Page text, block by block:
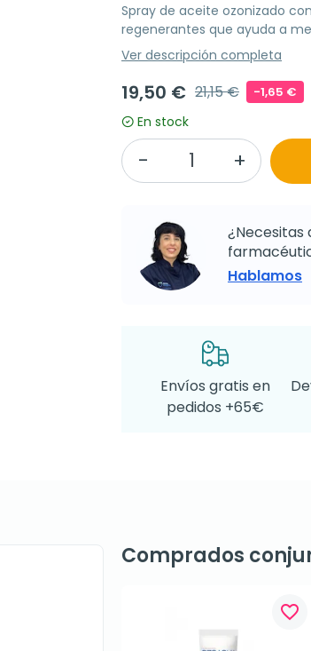
Spray de aceite ozonizado
regenerantes que ayuda a
Ver descripción completa
19,50 € 21,15 € -1,65 €
En stock
¿Necesitas
Hablamos
Envíos gratis en
pedidos +65€
Comprados
favorite_border